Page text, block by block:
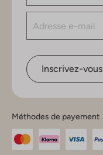
Inscrivez-vous
Méthodes de payement